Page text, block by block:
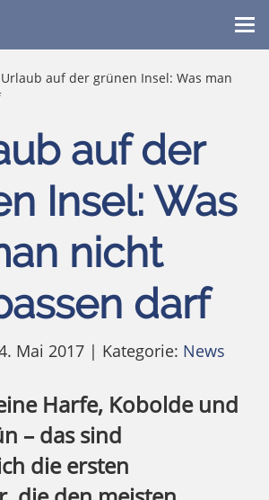
auf der grünen Insel: Was man
auf der
Insel: Was
nicht
darf
Mai 2017 | Kategorie: News
Harfe, Kobolde und
– das sind
die ersten